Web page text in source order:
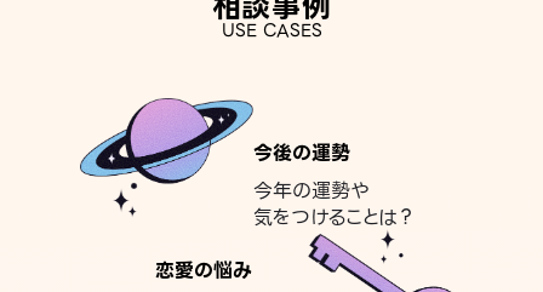
USE CASES
今後の運勢
今年の運勢や
気をつけることは？
恋愛の悩み